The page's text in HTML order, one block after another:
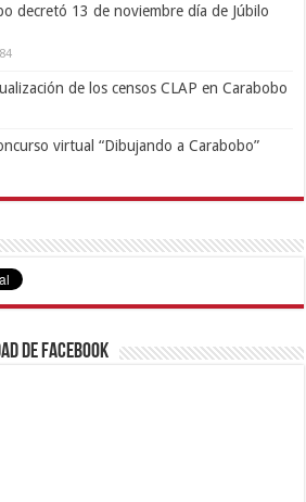
decretó 13 de noviembre día de Júbilo
de los censos CLAP en Carabobo
virtual “Dibujando a Carabobo”
de Facebook